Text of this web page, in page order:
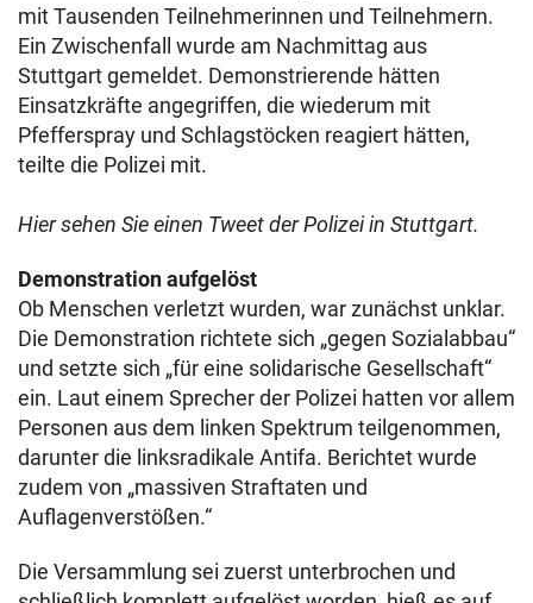
mit Tausenden Teilnehmerinnen und Teilnehmern.
Ein Zwischenfall wurde am Nachmittag aus
Stuttgart gemeldet. Demonstrierende hätten
Einsatzkräfte angegriffen, die wiederum mit
Pfefferspray und Schlagstöcken reagiert hätten,
teilte die Polizei mit.
Hier sehen Sie einen Tweet der Polizei in Stuttgart.
Demonstration aufgelöst
Ob Menschen verletzt wurden, war zunächst unklar.
Die Demonstration richtete sich „gegen Sozialabbau“
und setzte sich „für eine solidarische Gesellschaft“
ein. Laut einem Sprecher der Polizei hatten vor allem
Personen aus dem linken Spektrum teilgenommen,
darunter die linksradikale Antifa. Berichtet wurde
zudem von „massiven Straftaten und
Auflagenverstößen.“
Die Versammlung sei zuerst unterbrochen und